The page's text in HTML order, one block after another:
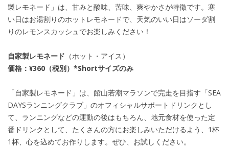
製レモネード」は、甘みと酸味、苦味、爽やかさが特徴です。寒
い日はお湯割りのホットレモネードで、天気のいい日はソーダ割
りのレモンスカッシュでお楽しみください！
自家製レモネード （ホット・アイス）
価格：¥360（税別）*Shortサイズのみ
「自家製レモネード」は、館山若潮マラソンで完走を目指す「SEA
DAYSランニングクラブ」のオフィシャルサポートドリンクとし
て、ランニングなどの運動の後はもちろん、地元食材を使った定
番ドリンクとして、たくさんの方にお楽しみいただけるよう、1杯
1杯、心を込めてお作りします。ぜひ、お試しください。